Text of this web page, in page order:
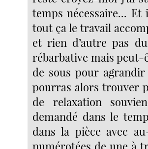
temps nécessaire...
tout ça le travail
et rien d’autre pas
rébarbative mais
de sous pour
pourras alors trouver
de relaxation
demandé dans le
dans la pièce avec